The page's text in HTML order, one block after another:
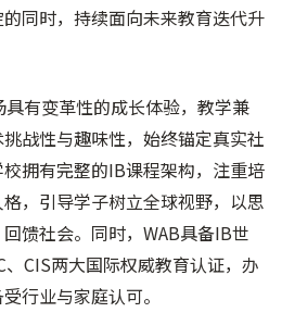
同时，持续面向未来教育迭代升
有变革性的成长体验，教学兼
战性与趣味性，始终锚定真实社
拥有完整的IB课程架构，注重培
，引导学子树立全球视野，以思
馈社会。同时，WAB具备IB世
CIS两大国际权威教育认证，办
行业与家庭认可。